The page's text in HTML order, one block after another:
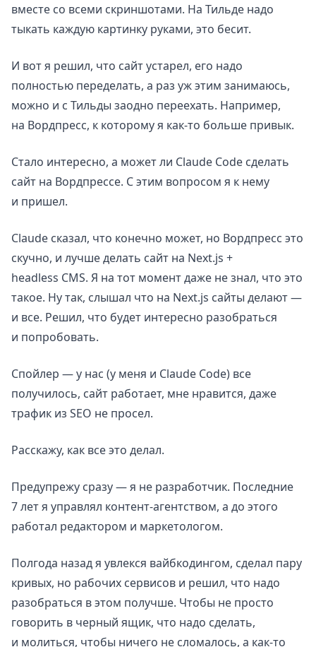
вместе со всеми скриншотами. На Тильде надо
тыкать каждую картинку руками, это бесит.
И вот я решил, что сайт устарел, его надо
полностью переделать, а раз уж этим занимаюсь,
можно и с Тильды заодно переехать. Например,
на Вордпресс, к которому я как-то больше привык.
Стало интересно, а может ли Claude Code сделать
сайт на Вордпрессе. С этим вопросом я к нему
и пришел.
Claude сказал, что конечно может, но Вордпресс это
скучно, и лучше делать сайт на Next.js +
headless CMS. Я на тот момент даже не знал, что это
такое. Ну так, слышал что на Next.js сайты делают —
и все. Решил, что будет интересно разобраться
и попробовать.
Спойлер — у нас (у меня и Claude Code) все
получилось, сайт работает, мне нравится, даже
трафик из SEO не просел.
Расскажу, как все это делал.
Предупрежу сразу — я не разработчик. Последние
7 лет я управлял контент-агентством, а до этого
работал редактором и маркетологом.
Полгода назад я увлекся вайбкодингом, сделал пару
кривых, но рабочих сервисов и решил, что надо
разобраться в этом получше. Чтобы не просто
говорить в черный ящик, что надо сделать,
и молиться, чтобы ничего не сломалось, а как-то